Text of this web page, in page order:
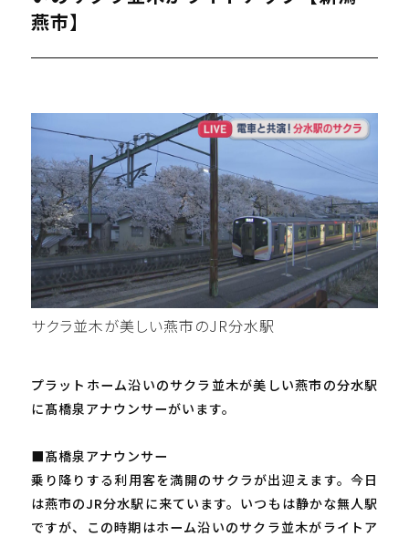
燕市】
サクラ並木が美しい燕市のJR分水駅
プラットホーム沿いのサクラ並木が美しい燕市の分水駅
に髙橋泉アナウンサーがいます。
■髙橋泉アナウンサー
乗り降りする利用客を満開のサクラが出迎えます。今日
は燕市のJR分水駅に来ています。いつもは静かな無人駅
ですが、この時期はホーム沿いのサクラ並木がライトア